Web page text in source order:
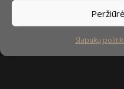
Slapukų
taip pat – komodas, stalus ir
korpusinius baldus.